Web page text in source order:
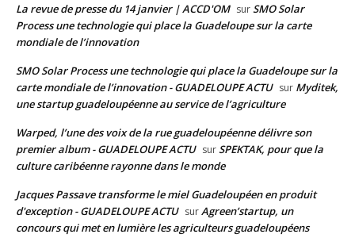
La revue de presse du 14 janvier | ACCD'OM surSMO Solar
Process une technologie qui place la Guadeloupe sur la carte
mondiale de l’innovation
SMO Solar Process une technologie qui place la Guadeloupe sur la
carte mondiale de l’innovation - GUADELOUPE ACTU sur Myditek,
une startup guadeloupéenne au service de l’agriculture
Warped, l’une des voix de la rue guadeloupéenne délivre son
premier album - GUADELOUPE ACTU surSPEKTAK, pour que la
culture caribéenne rayonne dans le monde
Jacques Passave transforme le miel Guadeloupéen en produit
d'exception - GUADELOUPE ACTU surAgreen’startup, un
concours qui met en lumière les agriculteurs guadeloupéens